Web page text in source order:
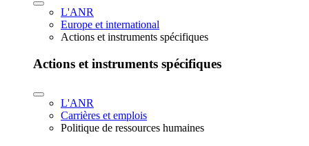
L'ANR
Europe et international
Actions et instruments spécifiques
Actions et instruments spécifiques
L'ANR
Carrières et emplois
Politique de ressources humaines